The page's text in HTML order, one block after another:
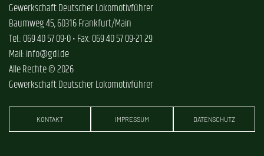
Gewerkschaft Deutscher Lokomotivführer
Baumweg 45, 60316 Frankfurt/Main
Tel.: 069 40 57 09-0 • Fax: 069 40 57 09-21 29
Mail: info@gdl.de
Alle Rechte © 2026
Gewerkschaft Deutscher Lokomotivführer
KONTAKT IMPRESSUM DATENSCHUTZ